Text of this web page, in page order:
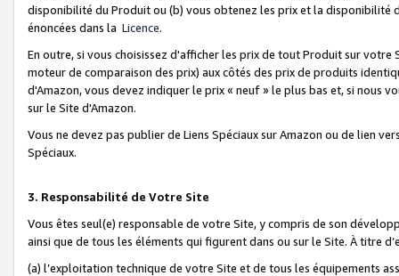
disponibilité du Produit ou (b) vous obtenez les prix et la disponibilité
énoncées dans la Licence.
En outre, si vous choisissez d'afficher les prix de tout Produit sur
moteur de comparaison des prix) aux côtés des prix de produits
d'Amazon, vous devez indiquer le prix « neuf » le plus bas et, si nous
sur le Site d'Amazon.
Vous ne devez pas publier de Liens Spéciaux sur Amazon ou de lien
Spéciaux.
3. Responsabilité de Votre Site
Vous êtes seul(e) responsable de votre Site, y compris de son
ainsi que de tous les éléments qui figurent dans ou sur le Site. À titre
(a) l’exploitation technique de votre Site et de tous les équipements